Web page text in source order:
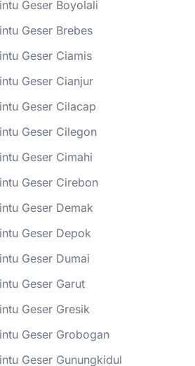
Geser Boyolali
Geser Brebes
Geser Ciamis
Geser Cianjur
Geser Cilacap
Geser Cilegon
Geser Cimahi
Geser Cirebon
Geser Demak
Geser Depok
Geser Dumai
Geser Garut
Geser Gresik
Geser Grobogan
Geser Gunungkidul